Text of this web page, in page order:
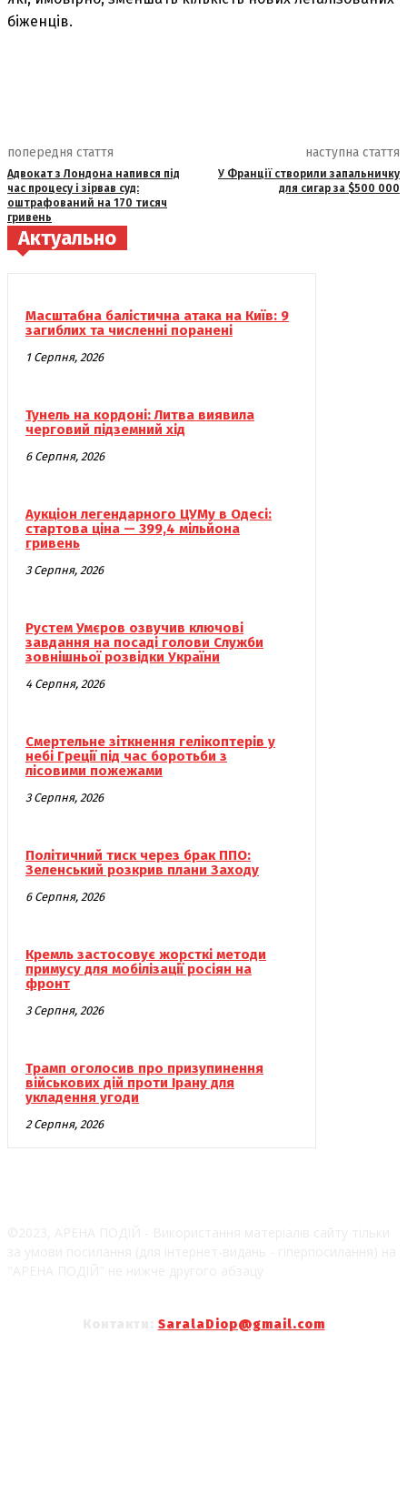
біженців.
попередня стаття
Адвокат з Лондона напився під
час процесу і зірвав суд:
оштрафований на 170 тисяч
гривень
наступна стаття
У Франції створили запальничку
для сигар за $500 000
Актуально
Масштабна балістична атака на Київ: 9
загиблих та численні поранені
1 Серпня, 2026
Тунель на кордоні: Литва виявила
черговий підземний хід
6 Серпня, 2026
Аукціон легендарного ЦУМу в Одесі:
стартова ціна — 399,4 мільйона
гривень
3 Серпня, 2026
Рустем Умєров озвучив ключові
завдання на посаді голови Служби
зовнішньої розвідки України
4 Серпня, 2026
Смертельне зіткнення гелікоптерів у
небі Греції під час боротьби з
лісовими пожежами
3 Серпня, 2026
Політичний тиск через брак ППО:
Зеленський розкрив плани Заходу
6 Серпня, 2026
Кремль застосовує жорсткі методи
примусу для мобілізації росіян на
фронт
3 Серпня, 2026
Трамп оголосив про призупинення
військових дій проти Ірану для
укладення угоди
2 Серпня, 2026
SaralaDiop@gmail.com